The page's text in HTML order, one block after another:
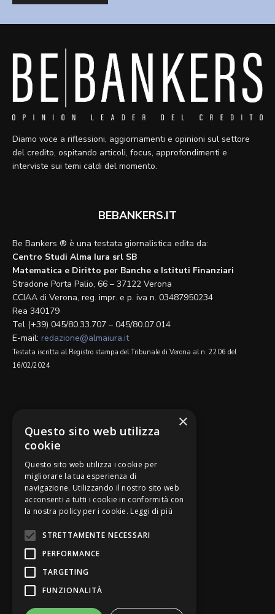
Diamo voce a riflessioni, aggiornamenti e opinioni sul settore
del credito, ospitando articoli, focus, approfondimenti e
interviste sui temi caldi del momento.
BEBANKERS.IT
Be Bankers ® è una testata giornalistica edita da:
Centro Studi Alma Iura srl SB
Matematica e Diritto per Banche e Istituti Finanziari
Stradone Porta Palio, 66 – 37122 Verona
CCIAA di Verona, reg. impr. e p. iva n. 03487950234
Rea 340179
Tel (+39) 045/80.33.707 – 045/80.07.014
E-mail: redazione@almaiura.it
Testata iscritta al Registro stampa del Tribunale di Verona al n. 2206 del
16/02/2024
Be Bankers è ideato da
×
Questo sito web utilizza
cookie
Questo sito web utilizza i cookie per
migliorare la tua esperienza di
navigazione. Utilizzando il nostro sito web
acconsenti a tutti i cookie in conformità con
la nostra policy per i cookie. Leggi di più
STRETTAMENTE NECESSARI
PERFORMANCE
TARGETING
FUNZIONALITÀ